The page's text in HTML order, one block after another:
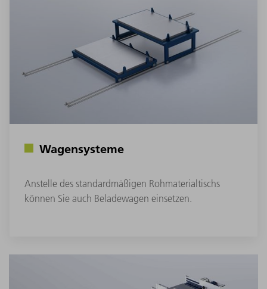
Wagensysteme
Anstelle des standardmäßigen Rohmaterialtischs
können Sie auch Beladewagen einsetzen.